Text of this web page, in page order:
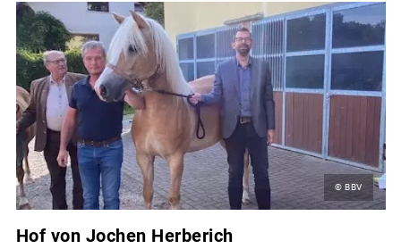
© BBV
Hof von Jochen Herberich